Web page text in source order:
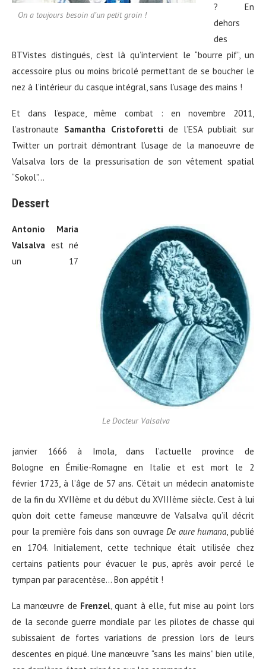
On a toujours besoin d’un petit groin !
? En
dehors
des
BTVistes distingués, c’est là qu’intervient le “bourre pif”, un
accessoire plus ou moins bricolé permettant de se boucher le
nez à l’intérieur du casque intégral, sans l’usage des mains !
Et dans l’espace, même combat : en novembre 2011,
l’astronaute Samantha Cristoforetti de l’ESA publiait sur
Twitter un portrait démontrant l’usage de la manoeuvre de
Valsalva lors de la pressurisation de son vêtement spatial
“Sokol”…
Dessert
Le Docteur Valsalva
Antonio Maria
Valsalva est né
un 17
janvier 1666 à Imola, dans l’actuelle province de
Bologne en Émilie-Romagne en Italie et est mort le 2
février 1723, à l’âge de 57 ans. C’était un médecin anatomiste
de la fin du XVIIème et du début du XVIIIème siècle. C’est à lui
qu’on doit cette fameuse manœuvre de Valsalva qu’il décrit
pour la première fois dans son ouvrageDe aure humana, publié
en 1704. Initialement, cette technique était utilisée chez
certains patients pour évacuer le pus, après avoir percé le
tympan par paracentèse… Bon appétit !
La manœuvre de Frenzel, quant à elle, fut mise au point lors
de la seconde guerre mondiale par les pilotes de chasse qui
subissaient de fortes variations de pression lors de leurs
descentes en piqué. Une manœuvre “sans les mains” bien utile,